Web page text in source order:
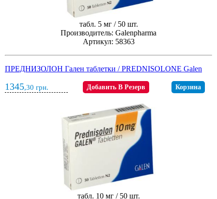
табл. 5 мг / 50 шт.
Производитель: Galenpharma
Артикул: 58363
ПРЕДНИЗОЛОН Гален таблетки / PREDNISOLONE Galen
1345,30 грн. Добавить В Резерв Корзина
табл. 10 мг / 50 шт.